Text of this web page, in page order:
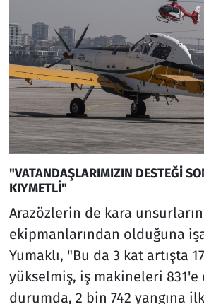
"VATANDAŞLARIMIZIN DESTEĞİ
KIYMETLİ"
Arazözlerin de kara
ekipmanlarından olduğuna
Yumaklı, "Bu da 3 kat artışta
yükselmiş, iş makineleri 831'e
durumda, 2 bin 742 yangına